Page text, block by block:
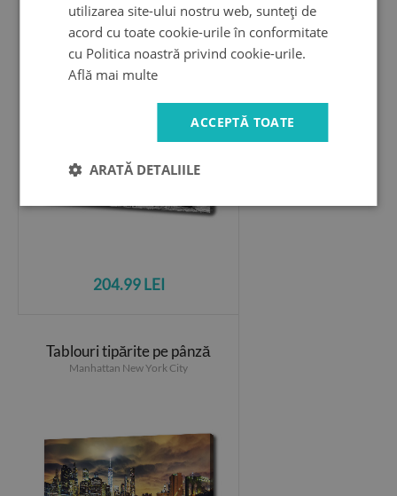
Tablouri tipărite pe pânză
Oraș biciclete
204.99 LEI
Tablouri tipărite pe pânză
Manhattan New York City
utilizarea site-ului nostru web, sunteți de
acord cu toate cookie-urile în conformitate
cu Politica noastră privind cookie-urile.
Află mai multe
ACCEPTĂ TOATE
ARATĂ DETALIILE